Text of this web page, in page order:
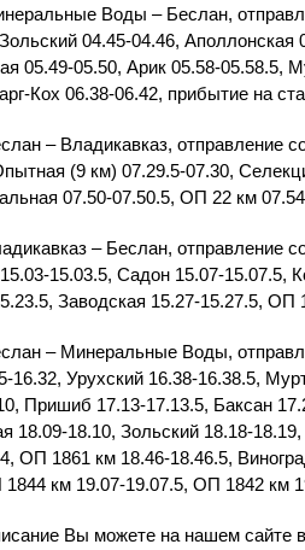
Воды – Беслан,
Зольский 04.45-04.46,
05.49-05.50, Арик 05.58-05.58.5,
Кох 06.38-06.42, прибытие на
– Владикавказ, отправление
(9 км) 07.29.5-07.30,
07.50-07.50.5, ОП 22 км
– Беслан, отправление
15.03.5, Садон 15.07-15.07.5,
Заводская 15.27-15.27.5,
– Минеральные Воды,
16.32, Урухский 16.38-16.38.5,
Пришиб 17.13-17.13.5, Баксан
18.09-18.10, Зольский 18.18-
ОП 1861 км 18.46-18.46.5,
км 19.07-19.07.5, ОП 1842 км
Вы можете на нашем